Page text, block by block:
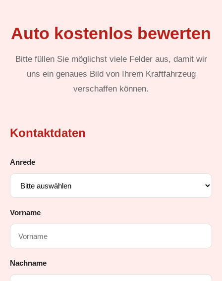
Auto kostenlos bewerten
Bitte füllen Sie möglichst viele Felder aus, damit wir
uns ein genaues Bild von Ihrem Kraftfahrzeug
verschaffen können.
Kontaktdaten
Anrede
Vorname
Nachname